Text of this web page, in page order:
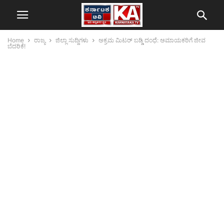
Home ರಾಜ್ಯ ಜಿಲ್ಲಾ ಸುದ್ದಿಗಳು
ಅಕ್ರಮ ಮಿಟರ್ ಬಡ್ಡಿ ದಂಧೆ: ಅಮಾಯಕರಿಗೆ ಜೀವ
ಬೆದರಿಕೆ!